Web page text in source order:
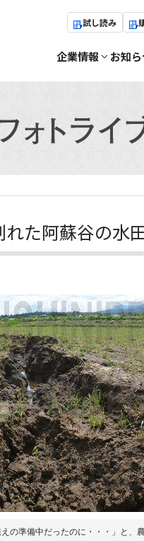
試し読み
企業情報 お知
れた阿蘇谷の水
の準備中だったのに・・・」と、